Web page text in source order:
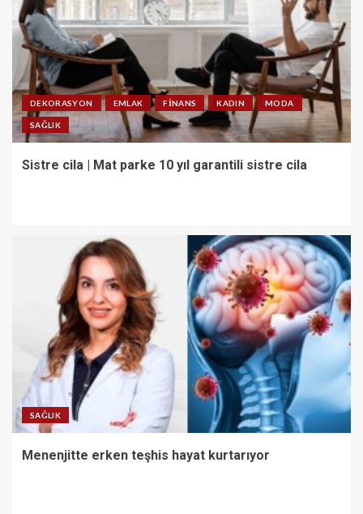
DEKORASYON EMLAK FINANS KADIN MODA
SAĞLIK
Sistre cila | Mat parke 10 yıl garantili sistre cila
SAĞLIK
Menenjitte erken teşhis hayat kurtarıyor